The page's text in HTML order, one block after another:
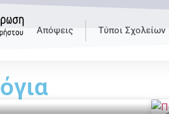
Απόψεις Τύποι Σχολείων